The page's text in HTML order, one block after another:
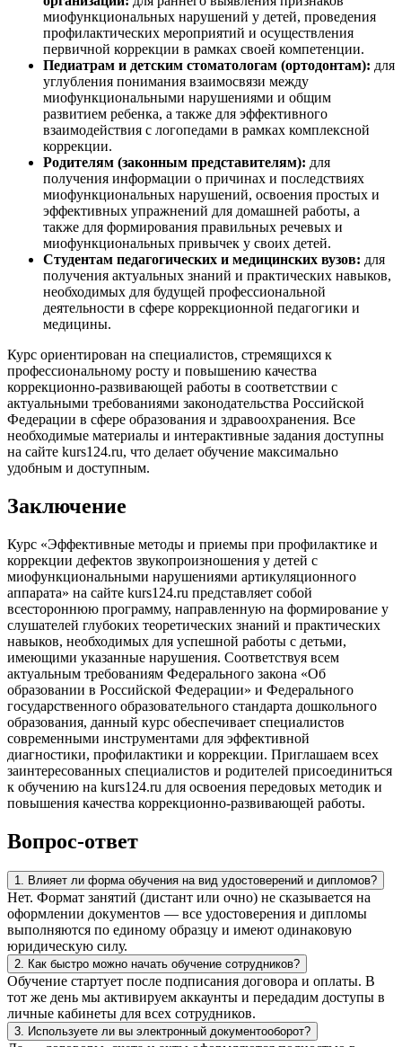
миофункциональных нарушений у детей, проведения
профилактических мероприятий и осуществления
первичной коррекции в рамках своей компетенции.
Педиатрам и детским стоматологам (ортодонтам): для
углубления понимания взаимосвязи между
миофункциональными нарушениями и общим
развитием ребенка, а также для эффективного
взаимодействия с логопедами в рамках комплексной
коррекции.
Родителям (законным представителям): для
получения информации о причинах и последствиях
миофункциональных нарушений, освоения простых и
эффективных упражнений для домашней работы, а
также для формирования правильных речевых и
миофункциональных привычек у своих детей.
Студентам педагогических и медицинских вузов: для
получения актуальных знаний и практических навыков,
необходимых для будущей профессиональной
деятельности в сфере коррекционной педагогики и
медицины.
Курс ориентирован на специалистов, стремящихся к
профессиональному росту и повышению качества
коррекционно-развивающей работы в соответствии с
актуальными требованиями законодательства Российской
Федерации в сфере образования и здравоохранения. Все
необходимые материалы и интерактивные задания доступны
на сайте kurs124.ru, что делает обучение максимально
удобным и доступным.
Заключение
Курс «Эффективные методы и приемы при профилактике и
коррекции дефектов звукопроизношения у детей с
миофункциональными нарушениями артикуляционного
аппарата» на сайте kurs124.ru представляет собой
всестороннюю программу, направленную на формирование у
слушателей глубоких теоретических знаний и практических
навыков, необходимых для успешной работы с детьми,
имеющими указанные нарушения. Соответствуя всем
актуальным требованиям Федерального закона «Об
образовании в Российской Федерации» и Федерального
государственного образовательного стандарта дошкольного
образования, данный курс обеспечивает специалистов
современными инструментами для эффективной
диагностики, профилактики и коррекции. Приглашаем всех
заинтересованных специалистов и родителей присоединиться
к обучению на kurs124.ru для освоения передовых методик и
повышения качества коррекционно-развивающей работы.
Вопрос-ответ
1. Влияет ли форма обучения на вид удостоверений и дипломов?
Нет. Формат занятий (дистант или очно) не сказывается на
оформлении документов — все удостоверения и дипломы
выполняются по единому образцу и имеют одинаковую
юридическую силу.
2. Как быстро можно начать обучение сотрудников?
Обучение стартует после подписания договора и оплаты. В
тот же день мы активируем аккаунты и передадим доступы в
личные кабинеты для всех сотрудников.
3. Используете ли вы электронный документооборот?